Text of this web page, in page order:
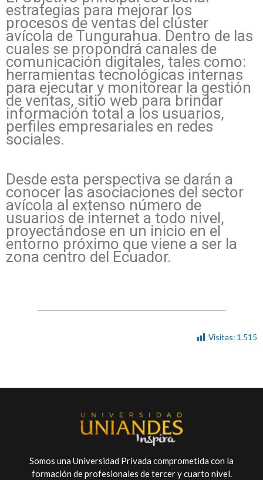
estrategias para mejorar los
procesos de ventas del clúster
avícola de Tungurahua. Dentro de las
cuales se propondrá canales de
comunicación digitales, tales como:
herramientas tecnológicas internas
para ejecutar y monitorear la gestión
de ventas, sitio web para brindar
información total a los usuarios,
perfiles empresariales en redes
sociales.
Desde esta perspectiva se darán a
conocer las asociaciones del sector
avícola al extenso número de
usuarios de internet a todo nivel,
proyectándose en un inicio en el
entorno próximo que viene a ser la
zona centro del Ecuador.
Visitas: 1.515
Somos una Universidad Privada comprometida con la
formación de profesionales de tercer y cuarto nivel.